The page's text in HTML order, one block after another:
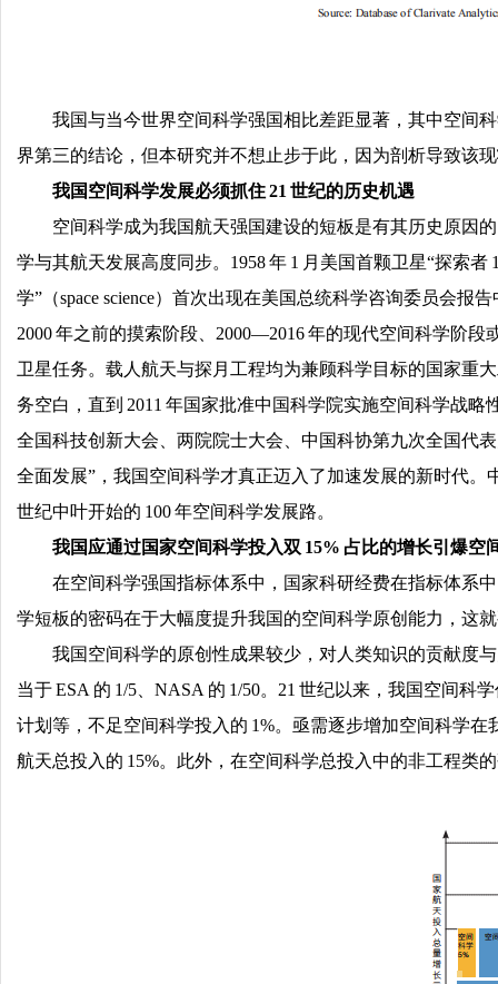
我国与当今世界空间科学强国相比差距显著，其中空间
界第三的结论，但本研究并不想止步于此，因为剖析导致该
我国空间科学发展必须抓住 21 世纪的历史机遇
空间科学成为我国航天强国建设的短板是有其历史原因
学与其航天发展高度同步。1958 年 1 月美国首颗卫星“探索
学”（space science）首次出现在美国总统科学咨询委员会
2000 年之前的摸索阶段、2000—2016 年的现代空间科学阶
卫星任务。载人航天与探月工程均为兼顾科学目标的国家重
务空白，直到 2011 年国家批准中国科学院实施空间科学战
全国科技创新大会、两院院士大会、中国科协第九次全国代
全面发展”，我国空间科学才真正迈入了加速发展的新时代。
世纪中叶开始的 100 年空间科学发展路。
我国应通过国家空间科学投入双 15% 占比的增长引爆空
在空间科学强国指标体系中，国家科研经费在指标体系
学短板的密码在于大幅度提升我国的空间科学原创能力，这
我国空间科学的原创性成果较少，对人类知识的贡献度
当于 ESA 的 1/5、NASA 的 1/50。21 世纪以来，我国空间
计划等，不足空间科学投入的 1%。亟需逐步增加空间科学在
航天总投入的 15%。此外，在空间科学总投入中的非工程类